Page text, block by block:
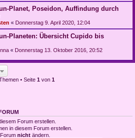
Planet, Poseidon, Auffindung durch
« Donnerstag 9. April 2020, 12:04
Planeten: Übersicht Cupido bis
« Donnerstag 13. Oktober 2016, 20:52
• Seite 1 von 1
Forum erstellen.
in diesem Forum erstellen.
nicht ändern.